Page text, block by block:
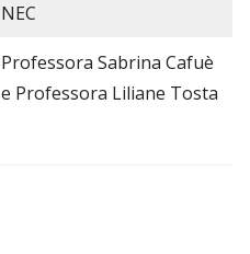
NEC
Professora Sabrina Cafuè
e Professora Liliane Tosta